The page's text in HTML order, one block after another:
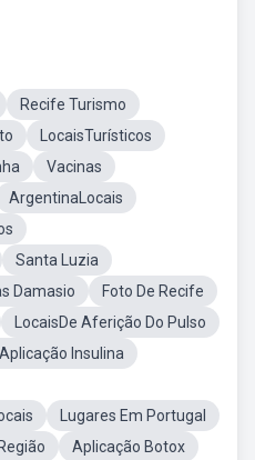
Recife Turismo
LocaisTurísticos
Vacinas
ArgentinaLocais
Santa Luzia
Damasio
Foto De Recife
LocaisDe Aferição Do Pulso
Insulina
Lugares Em Portugal
Aplicação Botox